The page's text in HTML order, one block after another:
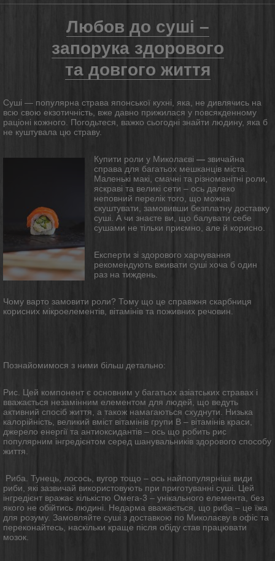
Любов до суші –
запорука здорового
та довгого життя
Суші — популярна страва японської кухні, яка, не дивлячись на
всю свою екзотичність, вже давно прижилася у повсякденному
раціоні кожного. Погодьтеся, важко сьогодні знайти людину, яка б
не куштувала цю страву.
Купити роли у Миколаєві — звичайна
справа для багатьох мешканців міста.
Маленькі макі, смачні та різноманітні роли,
яскраві та великі сети – ось далеко
неповний перелік того, що можна
скуштувати, замовивши безплатну доставку
суші. А чи знаєте ви, що балувати себе
сушами не тільки приємно, але й корисно.
Експерти зі здорового харчування
рекомендують вживати суші хоча б один
раз на тиждень.
Чому варто замовити роли? Тому що це справжня скарбниця
корисних мікроелементів, вітамінів та поживних речовин.
Познайомимося з ними більш детально:
Рис. Цей компонент є основним у багатьох азіатських стравах і
вважається незамінним елементом для людей, що ведуть
активний спосіб життя, а також намагаються схуднути. Низька
калорійність, великий вміст вітамінів групи B – вітамінів краси,
джерело енергії та антиоксидантів – ось що робить рис
популярним інгредієнтом серед шанувальників здорового способу
життя.
Риба. Тунець, лосось, вугор тощо – ось найпопулярніші види
риби, які зазвичай використовують при приготуванні суші. Цей
інгредієнт вражає кількістю Омега-3 – унікального елемента, без
якого не обійтись людині. Недарма вважається, що риба – це їжа
для розуму. Замовляйте суші з доставкою по Миколаєву в офіс та
переконайтесь, наскільки краще після обіду став працювати
мозок.